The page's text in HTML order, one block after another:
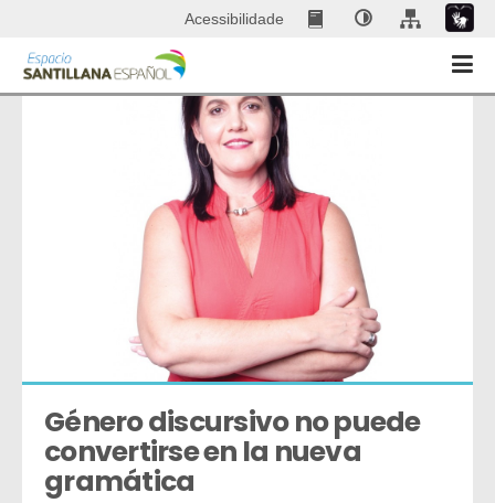
Acessibilidade
Género discursivo no puede
convertirse en la nueva
gramática